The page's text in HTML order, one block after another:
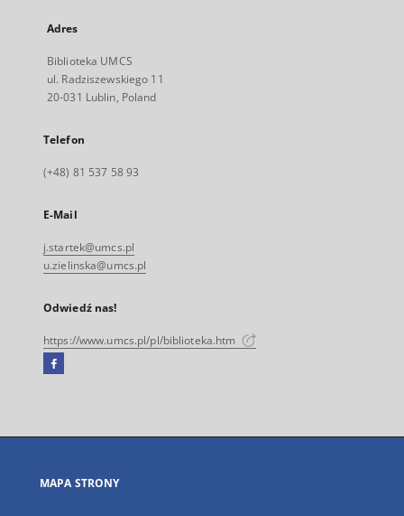
Adres
Biblioteka UMCS
ul. Radziszewskiego 11
20-031 Lublin, Poland
Telefon
(+48) 81 537 58 93
E-Mail
j.startek@umcs.pl
u.zielinska@umcs.pl
Odwiedź nas!
https://www.umcs.pl/pl/biblioteka.htm
Facebook
się
karcie
MAPA STRONY